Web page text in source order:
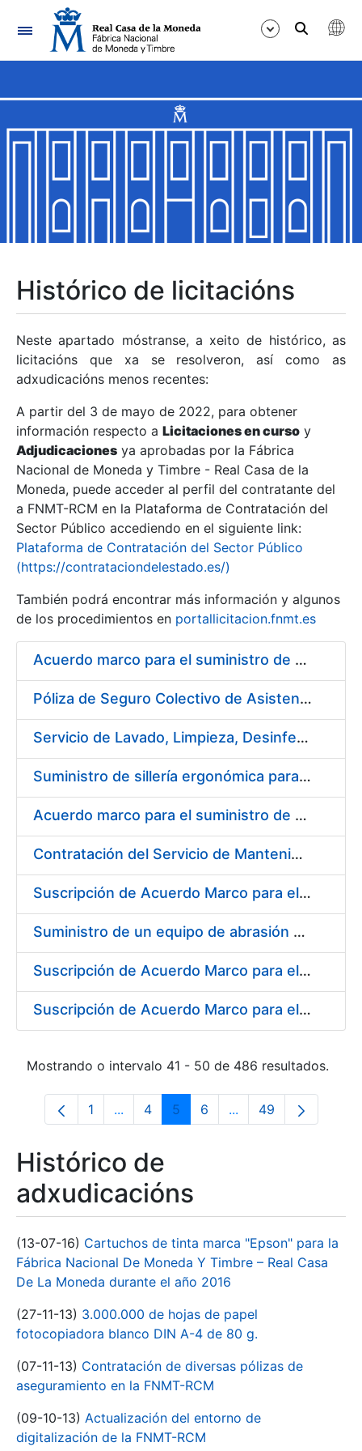
Navegación
Mostrar/Ocultar
Mostrar/Ocultar
Mostrar/Ocultar
Mostrar/Ocultar
Mostrar/Ocultar
Mostrar/Ocultar
Mostrar/Ocultar
Histórico de licitacións
Neste apartado móstranse, a xeito de histórico, as
licitacións que xa se resolveron, así como as
adxudicacións menos recentes:
A partir del 3 de mayo de 2022, para obtener
información respecto a Licitaciones en curso y
Adjudicaciones ya aprobadas por la Fábrica
Nacional de Moneda y Timbre - Real Casa de la
Moneda, puede acceder al perfil del contratante del
a FNMT-RCM en la Plataforma de Contratación del
Sector Público accediendo en el siguiente link:
Plataforma de Contratación del Sector Público
(https://contrataciondelestado.es/)
También podrá encontrar más información y algunos
de los procedimientos en portallicitacion.fnmt.es
Acuerdo marco para el suministro de material de droguería y limpieza a la FNMT-RCM
Póliza de Seguro Colectivo de Asistencia Sanitaria
Servicio de Lavado, Limpieza, Desinfección y Descontaminación de la ropa de trabajo del personal de la FNMT-RCM de Madrid
Suministro de sillería ergonómica para la FNMT-RCM
Acuerdo marco para el suministro de material de fontanería y aire acondicionado
Contratación del Servicio de Mantenimiento de Carretillas Transportadoras-elevadoras
Suscripción de Acuerdo Marco para el Suministro de Material de Filtración
Suministro de un equipo de abrasión para ensayos de laboratorio
Suscripción de Acuerdo Marco para el Suministro de Material de Neumática
Suscripción de Acuerdo Marco para el Suministro de Material de Ferretería de la Entidad Pública Empresarial Fábrica Nacional de Moneda y Timbre-Real Casa de la Moneda
Mostrando o intervalo 41 - 50 de 486 resultados.
Páxina
1 ...Páxinas intermedias Use pestaña para
Páxina
4 Páxina
5 Páxina
6 ...Páxinas intermedias
Páxina
49
Histórico de
adxudicacións
(13-07-16) Cartuchos de tinta marca "Epson" para la
Fábrica Nacional De Moneda Y Timbre – Real Casa
De La Moneda durante el año 2016
(27-11-13) 3.000.000 de hojas de papel
fotocopiadora blanco DIN A-4 de 80 g.
(07-11-13) Contratación de diversas pólizas de
aseguramiento en la FNMT-RCM
(09-10-13) Actualización del entorno de
digitalización de la FNMT-RCM